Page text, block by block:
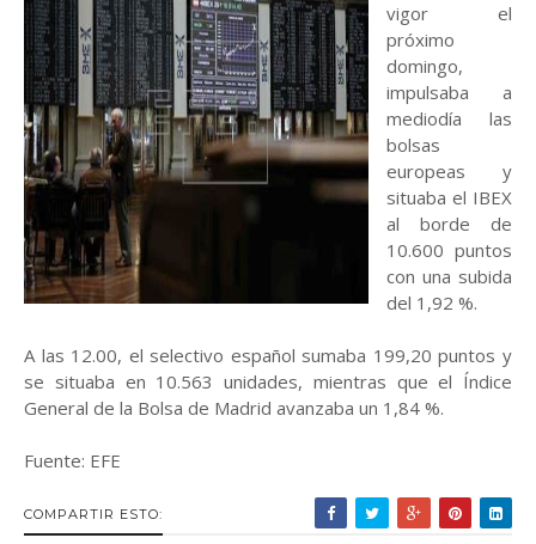
vigor el
próximo
domingo,
impulsaba a
mediodía las
bolsas
europeas y
situaba el IBEX
al borde de
10.600 puntos
con una subida
del 1,92 %.
A las 12.00, el selectivo español sumaba 199,20 puntos y
se situaba en 10.563 unidades, mientras que el Índice
General de la Bolsa de Madrid avanzaba un 1,84 %.
Fuente: EFE
COMPARTIR ESTO: